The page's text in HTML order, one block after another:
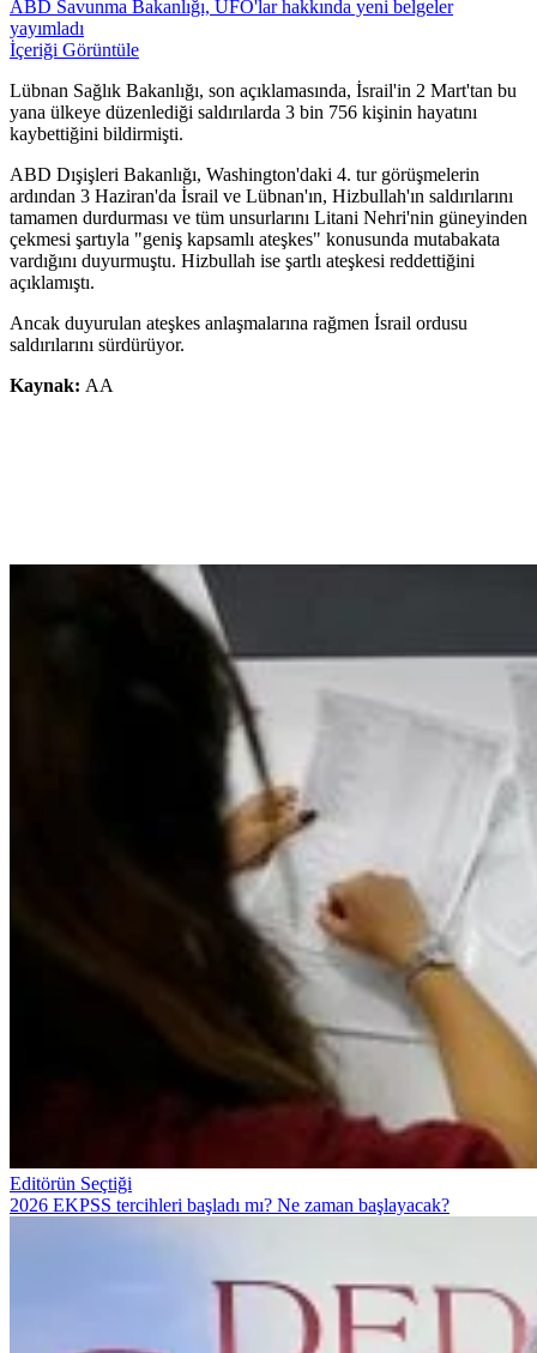
ABD Savunma Bakanlığı, UFO'lar hakkında yeni belgeler
yayımladı
İçeriği Görüntüle
Lübnan Sağlık Bakanlığı, son açıklamasında, İsrail'in 2 Mart'tan bu
yana ülkeye düzenlediği saldırılarda 3 bin 756 kişinin hayatını
kaybettiğini bildirmişti.
ABD Dışişleri Bakanlığı, Washington'daki 4. tur görüşmelerin
ardından 3 Haziran'da İsrail ve Lübnan'ın, Hizbullah'ın saldırılarını
tamamen durdurması ve tüm unsurlarını Litani Nehri'nin güneyinden
çekmesi şartıyla "geniş kapsamlı ateşkes" konusunda mutabakata
vardığını duyurmuştu. Hizbullah ise şartlı ateşkesi reddettiğini
açıklamıştı.
Ancak duyurulan ateşkes anlaşmalarına rağmen İsrail ordusu
saldırılarını sürdürüyor.
Kaynak: AA
Editörün Seçtiği
2026 EKPSS tercihleri başladı mı? Ne zaman başlayacak?